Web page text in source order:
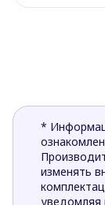
*
изменять
уведомляя